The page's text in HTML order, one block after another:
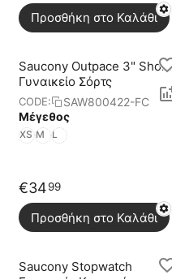
Προσθήκη στο Καλάθι
Saucony Outpace 3" Short
Γυναικείο Σόρτς
CODE:
SAW800422-FC
Μέγεθος
XS M L
€3499
Προσθήκη στο Καλάθι
Saucony Stopwatch